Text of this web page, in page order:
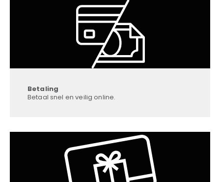
Betaling
Betaal snel en veilig online.